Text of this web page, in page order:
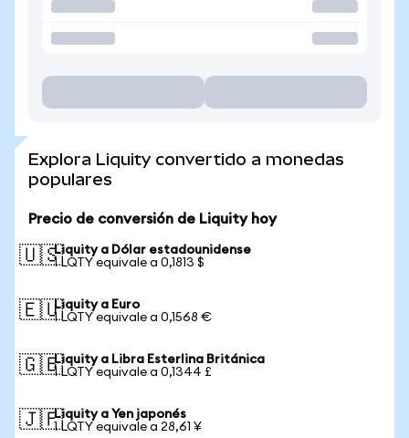
Explora Liquity convertido a monedas
populares
Precio de conversión de Liquity hoy
🇺🇸Liquity a Dólar estadounidense
1 LQTY equivale a 0,1813 $
🇪🇺Liquity a Euro
1 LQTY equivale a 0,1568 €
🇬🇧Liquity a Libra Esterlina Británica
1 LQTY equivale a 0,1344 £
🇯🇵Liquity a Yen japonés
1 LQTY equivale a 28,61 ¥